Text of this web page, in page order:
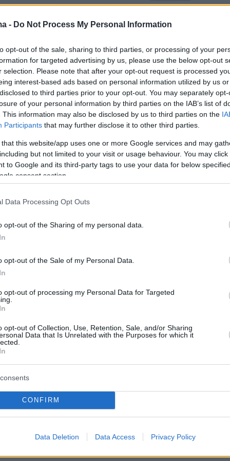
- Do Not Process My Personal Information
opt-out of the sale, sharing to third parties, or processing of your
for targeted advertising by us, please use the below opt-out
selection. Please note that after your opt-out request is processed
interest-based ads based on personal information utilized by us
to third parties prior to your opt-out. You may separately
of your personal information by third parties on the IAB’s list of
This information may also be disclosed by us to third parties on the
Participants that may further disclose it to other third parties.
that this website/app uses one or more Google services and may
but not limited to your visit or usage behaviour. You may
to Google and its third-party tags to use your data for below
consent section.
Data Processing Opt Outs
opt-out of the Sharing of my personal data.
opt-out of the Sale of my Personal Data.
opt-out of processing my Personal Data for Targeted
opt-out of Collection, Use, Retention, Sale, and/or Sharing
Data that Is Unrelated with the Purposes for which it
CONFIRM
Data Deletion Data Access Privacy Policy
καιθα παρακολουθούμε όλη τη ναυσιπλοΐα
που περιβάλλουν την τδβκ και τη
στο έργο που αναπτύσσεται με
όπως αναφέρθηκε στο ψευδοκράτος, να
υπό την έννοια ότι θα
ολόκληρη την υποδομή με το λογισμικό
και «θα εξασφαλίσουμε τεχνολογική
σε αυτόν τον τομέα».
τον ίδιο, το έργο προνοεί τρεις σταθμούς
κυκλοφορίας και ένα κέντρο υπηρεσιών
Ο κ. Ουράλογλου ανέφερε ότι θα έχει την
και ρύθμιση της ναυσιπλοΐας
πληροφοριών και γενικών προειδοποιήσεων
ειδικών περιοχών, πρόληψη του
εντοπισμό κινδύνων ατυχημάτων και
έκτακτης ανάγκης όπως ατυχήματα και
της καταπολέμησης της ρύπανσης
ανταλλαγή μετεωρολογικών δεδομένων
είναι απαραίτητο». Το έργο, είπε, «θα
το πρώτο εξάμηνο του 2026».
του ο κ. Ουστέλ ανέφερε ότι «χάρη σε
οι ακτές της τδβκ θα είναι ασφαλέστερες
περισσότερο λόγο στη Μεσόγειο και τη